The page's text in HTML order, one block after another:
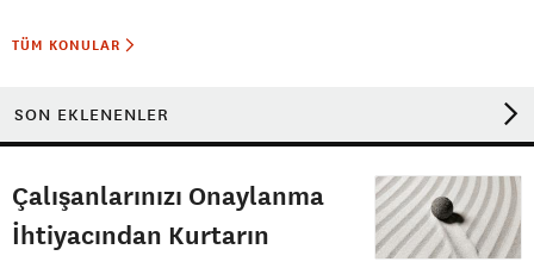
TÜM KONULAR
SON EKLENENLER
Çalışanlarınızı Onaylanma
İhtiyacından Kurtarın